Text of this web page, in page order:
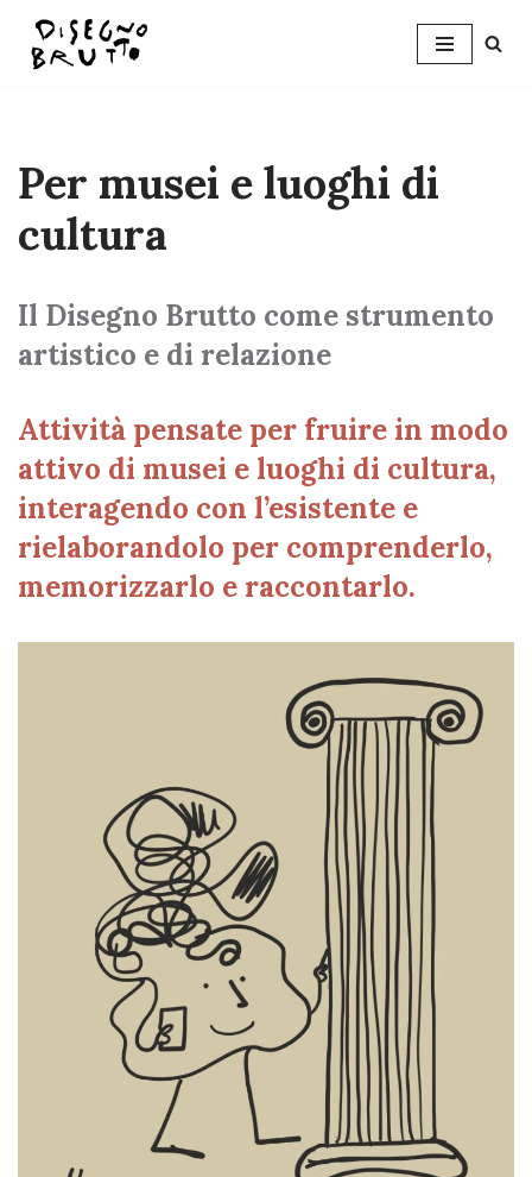
Skip
Per musei e luoghi di
cultura
Il Disegno Brutto come strumento
artistico e di relazione
Attività pensate per fruire in modo
attivo di musei e luoghi di cultura,
interagendo con l’esistente e
rielaborandolo per comprenderlo,
memorizzarlo e raccontarlo.